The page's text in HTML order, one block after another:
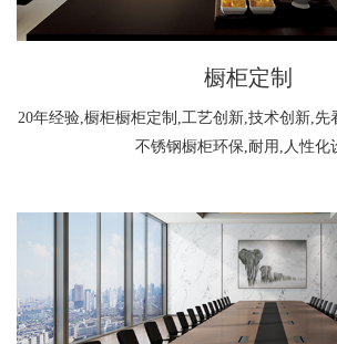
橱柜定制
20年经验,橱柜橱柜定制,工艺创新,技术创新,先
不锈钢橱柜环保,耐用,人性化